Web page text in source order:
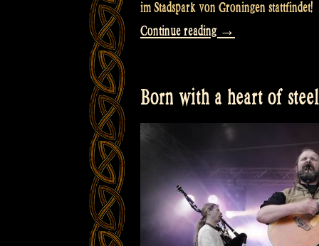
im Stadspark von Groningen stattfindet!
Continue reading „David
Rapalje
Zomerfolk
–
Rapalje
Show
#13“
→
Born with a heart of